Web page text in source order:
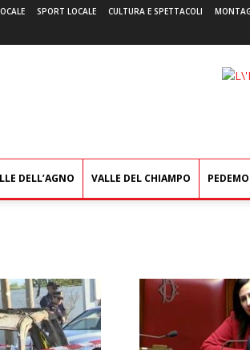
SPORT LOCALE CULTURA E SPETTACOLI
DELL’AGNO VALLE DEL CHIAMPO